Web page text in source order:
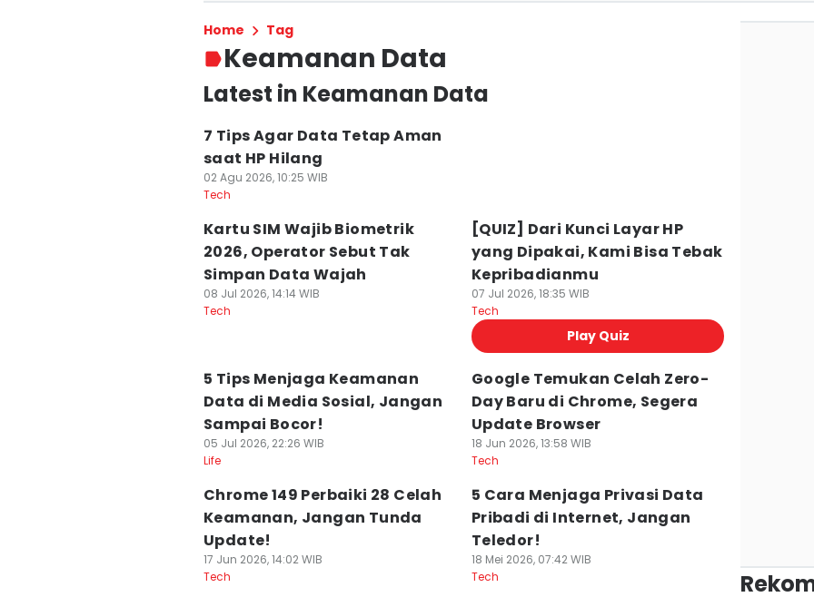
Home Tag
Keamanan Data
Latest in Keamanan Data
7 Tips Agar Data Tetap Aman
saat HP Hilang
02 Agu 2026, 10:25 WIB
Tech
Kartu SIM Wajib Biometrik
2026, Operator Sebut Tak
Simpan Data Wajah
08 Jul 2026, 14:14 WIB
Tech
[QUIZ] Dari Kunci Layar HP
yang Dipakai, Kami Bisa Tebak
Kepribadianmu
07 Jul 2026, 18:35 WIB
Tech
Play Quiz
5 Tips Menjaga Keamanan
Data di Media Sosial, Jangan
Sampai Bocor!
05 Jul 2026, 22:26 WIB
Life
Google Temukan Celah Zero-
Day Baru di Chrome, Segera
Update Browser
18 Jun 2026, 13:58 WIB
Tech
Chrome 149 Perbaiki 28 Celah
Keamanan, Jangan Tunda
Update!
17 Jun 2026, 14:02 WIB
Tech
5 Cara Menjaga Privasi Data
Pribadi di Internet, Jangan
Teledor!
18 Mei 2026, 07:42 WIB
Tech